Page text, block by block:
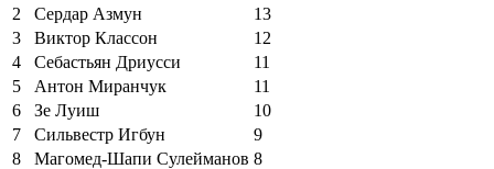
2
Сердар Азмун
13
3
Виктор Классон
12
4
Себастьян Дриусси
11
5
Антон Миранчук
11
6
Зе Луиш
10
7
Сильвестр Игбун
9
8
Магомед-Шапи Сулейманов 8